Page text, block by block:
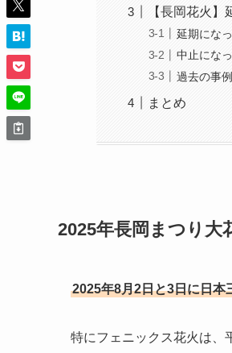
【長岡花火】
延期にな
中止にな
過去の事例
まとめ
2025年長岡まつり大
2025年8月2日と3日に日本
特にフェニックス花火は、